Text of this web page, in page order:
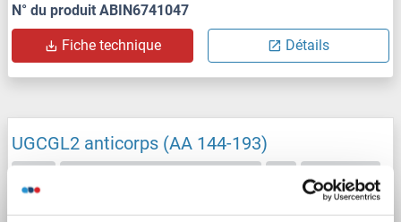
N° du produit ABIN6741047
Fiche technique Détails
UGCGL2 anticorps (AA 144-193)
UGT2 Reactivité: Humain, Lapin, Singe WB
Hôte: Lapin
Polyclonal